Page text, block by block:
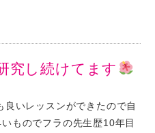
究し続けてます
いレッスンができたので自
ものでフラの先生歴10年目